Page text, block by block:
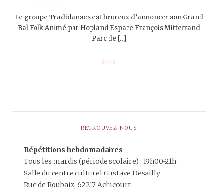
Le groupe Tradidanses est heureux d’annoncer son Grand
Bal Folk Animé par Hopland Espace François Mitterrand
Parc de […]
RETROUVEZ-NOUS
Répétitions hebdomadaires
Tous les mardis (période scolaire) : 19h00-21h
Salle du centre culturel Gustave Desailly
Rue de Roubaix, 62217 Achicourt